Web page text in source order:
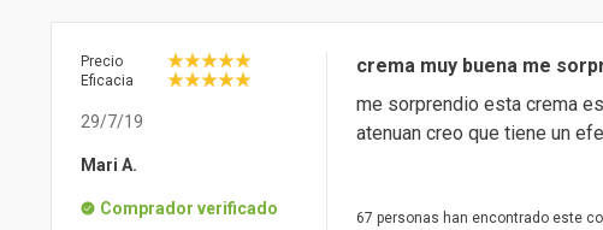
Precio
Eficacia
29/7/19
Mari A.
Comprador verificado
crema muy buena me
me sorprendio esta crema
atenuan creo que tiene un
67 personas han encontrado este